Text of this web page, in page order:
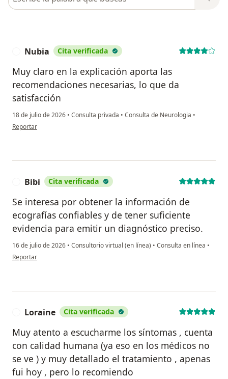
Nubia Cita verificada
Muy claro en la explicación aporta las
recomendaciones necesarias, lo que da
satisfacción
18 de julio de 2026 • Consulta privada • Consulta de Neurologia •
en opinión del usuario Nubia
Reportar
Bibi Cita verificada
Se interesa por obtener la información de
ecografías confiables y de tener suficiente
evidencia para emitir un diagnóstico preciso.
16 de julio de 2026 • Consultorio virtual (en línea) • Consulta en línea •
en opinión del usuario Bibi
Reportar
Loraine Cita verificada
Muy atento a escucharme los síntomas , cuenta
con calidad humana (ya eso en los médicos no
se ve ) y muy detallado el tratamiento , apenas
fui hoy , pero lo recomiendo